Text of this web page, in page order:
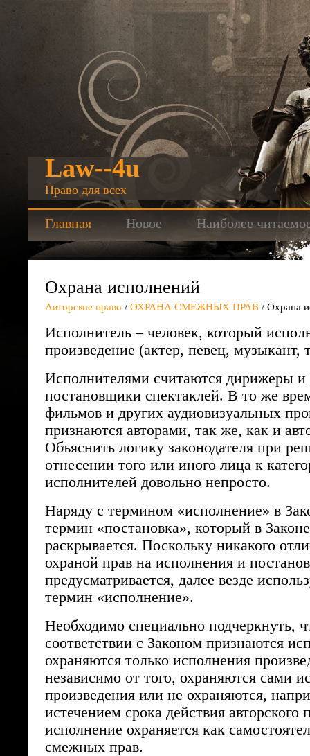
Law--4u
Право для всех
Главная Новое Наиболее
Охрана исполнений
Авторское право / ОХРАНА СМЕЖНЫХ ПРАВ / Охрана
Исполнитель – человек, который
произведение (актер, певец, музыкант,
Исполнителями считаются дирижеры
постановщики спектаклей. В то же
фильмов и других аудиовизуальных
признаются авторами, так же, как и
Объяснить логику законодателя при
отнесении того или иного лица к
исполнителей довольно непросто.
Наряду с термином «исполнение» в
термин «постановка», который в
раскрывается. Поскольку никакого
охраной прав на исполнения и
предусматривается, далее везде
термин «исполнение».
Необходимо специально подчеркнуть,
соответствии с Законом признаются
охраняются только исполнения
независимо от того, охраняются сами
произведения или не охраняются,
истечением срока действия авторского
исполнение охраняется как
смежных прав.